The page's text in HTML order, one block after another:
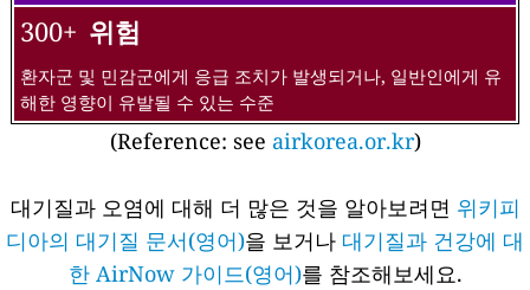
300+ 위험
환자군 및 민감군에게 응급 조치가 발생되거나, 일반인에게 유
해한 영향이 유발될 수 있는 수준
(Reference: see airkorea.or.kr)
대기질과 오염에 대해 더 많은 것을 알아보려면 위키피
디아의 대기질 문서(영어)을 보거나 대기질과 건강에 대
한 AirNow 가이드(영어)를 참조해보세요.